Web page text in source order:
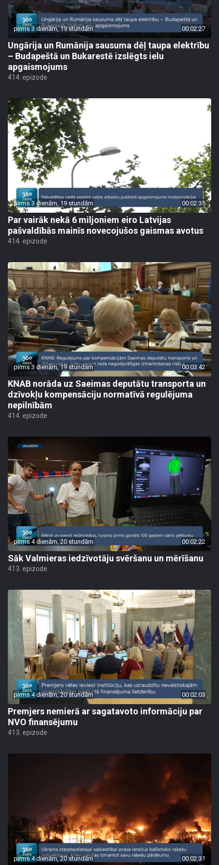
pirms 3 dienām, 19 stundām 00:02:27
Ungārija un Rumānija sausuma dēļ taupa elektrību
– Budapeštā un Bukarestē izslēgts ielu
apgaismojums
414. epizode
pirms 3 dienām, 19 stundām 00:02:35
Par vairāk nekā 6 miljoniem eiro Latvijas
pašvaldībās mainīs novecojušos gaismas avotus
414. epizode
pirms 3 dienām, 19 stundām 00:03:42
KNAB norāda uz Saeimas deputātu transporta un
dzīvokļu kompensāciju normatīvā regulējuma
nepilnībām
414. epizode
pirms 4 dienām, 20 stundām 00:02:22
Sāk Valmieras iedzīvotāju svēršanu un mērīšanu
413. epizode
pirms 4 dienām, 20 stundām 00:02:03
Premjers nemierā ar sagatavoto informāciju par
NVO finansējumu
413. epizode
pirms 4 dienām, 20 stundām 00:02:31